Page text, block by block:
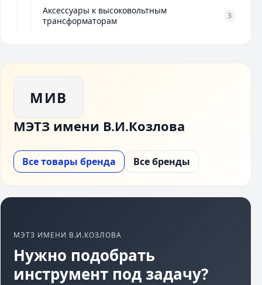
Аксессуары к высоковольтным
трансформаторам
3
МИВ
МЭТЗ имени В.И.Козлова
Все товары бренда Все бренды
МЭТЗ ИМЕНИ В.И.КОЗЛОВА
Нужно подобрать
инструмент под задачу?